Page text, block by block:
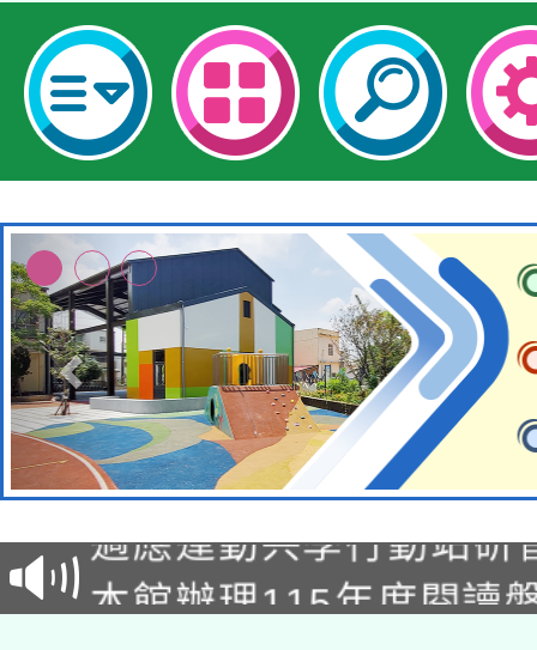
本校115學年度第2次
招甄選結果公告(無人
招)
本館辦理115年度閱讀